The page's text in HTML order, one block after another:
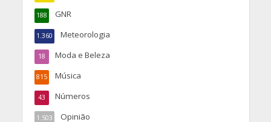
GNR
188
Meteorologia
1.360
Moda e Beleza
18
Música
815
Números
43
Opinião
1.503